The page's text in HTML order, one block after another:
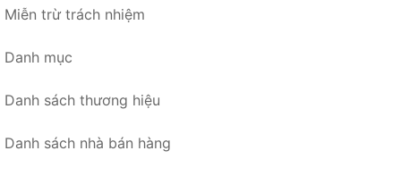
Miễn trừ trách nhiệm
Danh mục
Danh sách thương hiệu
Danh sách nhà bán hàng